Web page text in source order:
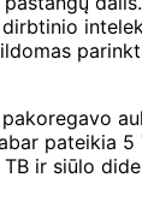
pateikia
TB ir siūlo